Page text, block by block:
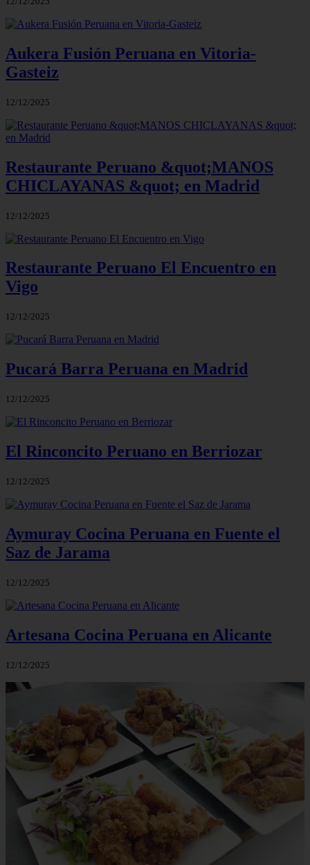
Aukera Fusión Peruana en Vitoria-
Gasteiz
12/12/2025
Restaurante Peruano &quot;MANOS
CHICLAYANAS &quot; en Madrid
12/12/2025
Restaurante Peruano El Encuentro en
Vigo
12/12/2025
Pucará Barra Peruana en Madrid
12/12/2025
El Rinconcito Peruano en Berriozar
12/12/2025
Aymuray Cocina Peruana en Fuente el
Saz de Jarama
12/12/2025
Artesana Cocina Peruana en Alicante
12/12/2025